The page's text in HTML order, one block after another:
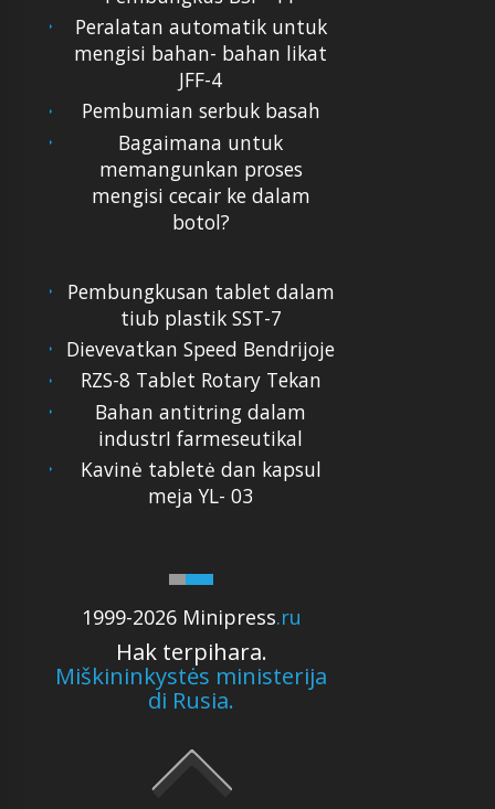
Peralatan automatik untuk
mengisi bahan- bahan likat
JFF-4
Pembumian serbuk basah
Bagaimana untuk
memangunkan proses
mengisi cecair ke dalam
botol?
1999-2026 Minipress.ru
Hak terpihara.
Miškininkystės ministerija
di Rusia.
Pembungkusan tablet dalam
tiub plastik SST-7
Dievevatkan Speed Bendrijoje
RZS-8 Tablet Rotary Tekan
Bahan antitring dalam
industrI farmeseutikal
Kavinė tabletė dan kapsul
meja YL- 03